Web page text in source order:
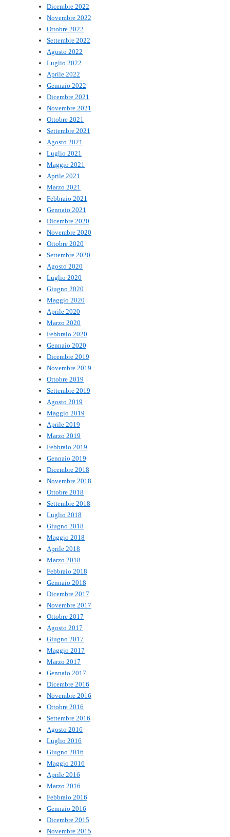
Dicembre 2022
Novembre 2022
Ottobre 2022
Settembre 2022
Agosto 2022
Luglio 2022
Aprile 2022
Gennaio 2022
Dicembre 2021
Novembre 2021
Ottobre 2021
Settembre 2021
Agosto 2021
Luglio 2021
Maggio 2021
Aprile 2021
Marzo 2021
Febbraio 2021
Gennaio 2021
Dicembre 2020
Novembre 2020
Ottobre 2020
Settembre 2020
Agosto 2020
Luglio 2020
Giugno 2020
Maggio 2020
Aprile 2020
Marzo 2020
Febbraio 2020
Gennaio 2020
Dicembre 2019
Novembre 2019
Ottobre 2019
Settembre 2019
Agosto 2019
Maggio 2019
Aprile 2019
Marzo 2019
Febbraio 2019
Gennaio 2019
Dicembre 2018
Novembre 2018
Ottobre 2018
Settembre 2018
Luglio 2018
Giugno 2018
Maggio 2018
Aprile 2018
Marzo 2018
Febbraio 2018
Gennaio 2018
Dicembre 2017
Novembre 2017
Ottobre 2017
Agosto 2017
Giugno 2017
Maggio 2017
Marzo 2017
Gennaio 2017
Dicembre 2016
Novembre 2016
Ottobre 2016
Settembre 2016
Agosto 2016
Luglio 2016
Giugno 2016
Maggio 2016
Aprile 2016
Marzo 2016
Febbraio 2016
Gennaio 2016
Dicembre 2015
Novembre 2015